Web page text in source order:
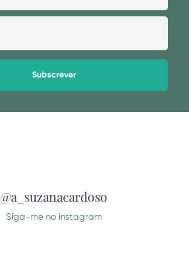
@a_suzanacardoso
Siga-me no instagram